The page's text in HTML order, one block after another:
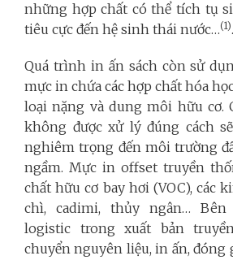
những hợp chất có thể tích tụ
tiêu cực đến hệ sinh thái nước…(1).
Quá trình in ấn sách còn sử
mực in chứa các hợp chất hóa
loại nặng và dung môi hữu cơ.
không được xử lý đúng cách
nghiêm trọng đến môi trường
ngầm. Mực in offset truyền
chất hữu cơ bay hơi (VOC), các
chì, cadimi, thủy ngân… Bên
logistic trong xuất bản
chuyển nguyên liệu, in ấn, đóng